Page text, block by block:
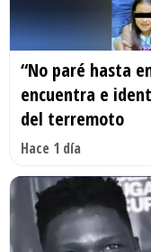
“No paré hasta
encuentra e
del terremoto
Hace 1 día